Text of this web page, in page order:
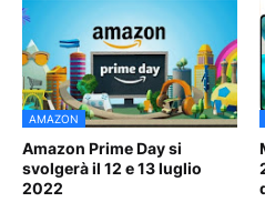
AMAZON
Amazon Prime Day si
svolgerà il 12 e 13 luglio
2022